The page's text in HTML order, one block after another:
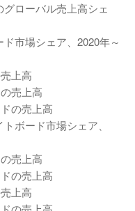
ローバル売上高シェ
市場シェア、2020年～
上高
売上高
の売上高
ボード市場シェア、
売上高
の売上高
上高